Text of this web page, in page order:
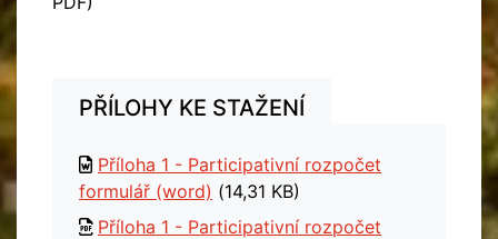
PŘÍLOHY KE STAŽENÍ
Příloha 1 - Participativní rozpočet
formulář (word) (14,31 KB)
Příloha 1 - Participativní rozpočet